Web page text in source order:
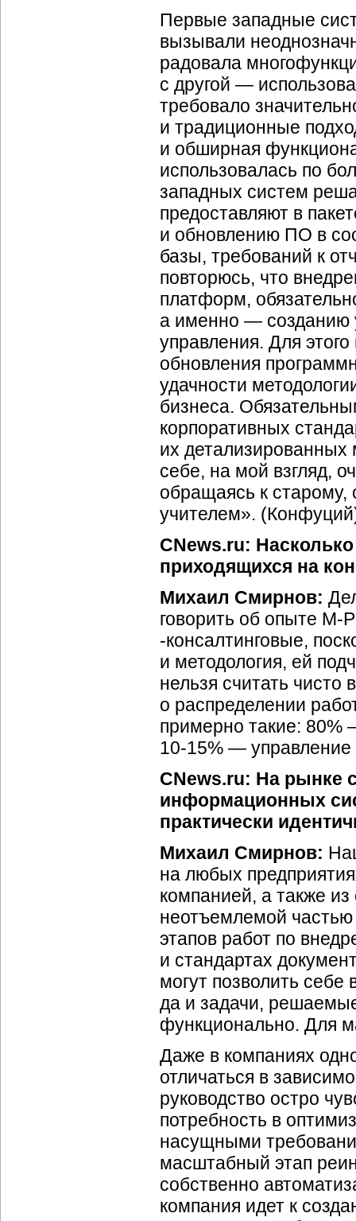
Первые западные
вызывали
радовала
с другой —
требовало
и традиционные
и обширная
использовалась по
западных систем
предоставляют в
и обновлению ПО в
базы, требований к
повторюсь, что
платформ,
а именно — созданию
управления. Для
обновления
удачности
бизнеса.
корпоративных
их детализированных
себе, на мой взгляд,
обращаясь к старому,
учителем».
CNews.ru:
приходящихся на
Михаил Смирнов:
говорить об опыте М-
-консалтинговые,
и методология, ей
нельзя считать чисто
о распределении
примерно такие: 80%
10-15% —
CNews.ru: На рынке
информационных
практически
Михаил Смирнов:
на любых
компанией, а также из
неотъемлемой частью
этапов работ по
и стандартах
могут позволить себе
да и задачи,
функционально. Для
Даже в компаниях
отличаться в
руководство остро
потребность в
насущными
масштабный этап
собственно
компания идет к